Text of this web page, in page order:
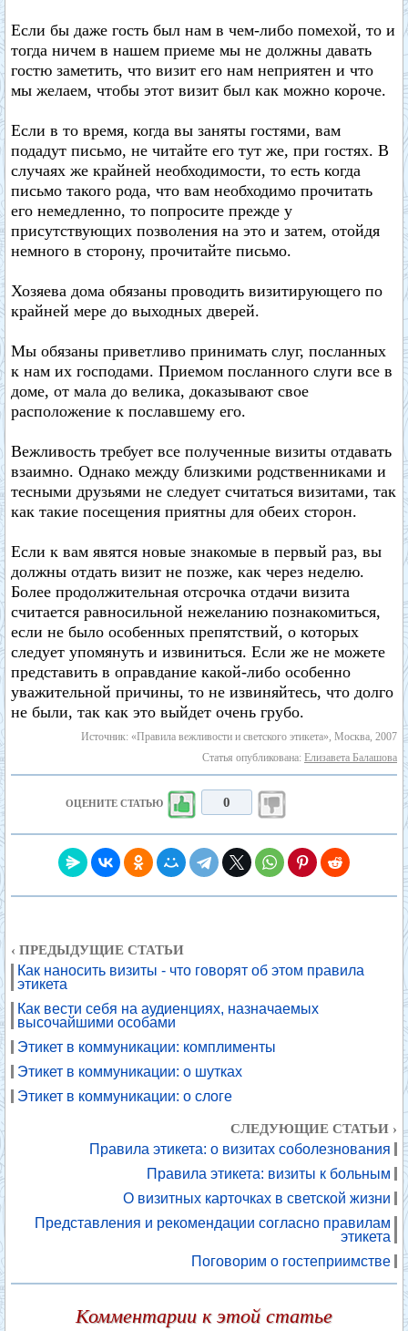
Если бы даже гость был нам в чем-либо помехой, то и
тогда ничем в нашем приеме мы не должны давать
гостю заметить, что визит его нам неприятен и что
мы желаем, чтобы этот визит был как можно короче.
Если в то время, когда вы заняты гостями, вам
подадут письмо, не читайте его тут же, при гостях. В
случаях же крайней необходимости, то есть когда
письмо такого рода, что вам необходимо прочитать
его немедленно, то попросите прежде у
присутствующих позволения на это и затем, отойдя
немного в сторону, прочитайте письмо.
Хозяева дома обязаны проводить визитирующего по
крайней мере до выходных дверей.
Мы обязаны приветливо принимать слуг, посланных
к нам их господами. Приемом посланного слуги все в
доме, от мала до велика, доказывают свое
расположение к пославшему его.
Вежливость требует все полученные визиты отдавать
взаимно. Однако между близкими родственниками и
тесными друзьями не следует считаться визитами, так
как такие посещения приятны для обеих сторон.
Если к вам явятся новые знакомые в первый раз, вы
должны отдать визит не позже, как через неделю.
Более продолжительная отсрочка отдачи визита
считается равносильной нежеланию познакомиться,
если не было особенных препятствий, о которых
следует упомянуть и извиниться. Если же не можете
представить в оправдание какой-либо особенно
уважительной причины, то не извиняйтесь, что долго
не были, так как это выйдет очень грубо.
Источник: «Правила вежливости и светского этикета», Москва, 2007
Статья опубликована: Елизавета Балашова
ОЦЕНИТЕ СТАТЬЮ 0
‹ ПРЕДЫДУЩИЕ СТАТЬИ
Как наносить визиты - что говорят об этом правила
этикета
Как вести себя на аудиенциях, назначаемых
высочайшими особами
Этикет в коммуникации: комплименты
Этикет в коммуникации: о шутках
Этикет в коммуникации: о слоге
СЛЕДУЮЩИЕ СТАТЬИ ›
Правила этикета: о визитах соболезнования
Правила этикета: визиты к больным
О визитных карточках в светской жизни
Представления и рекомендации согласно правилам
этикета
Поговорим о гостеприимстве
Комментарии к этой статье